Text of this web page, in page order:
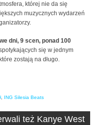
której nie da się
muzycznych wydarzeń
dni, 9 scen, ponad 100
się w jednym
zostają na długo.
, ING Silesia Beats
też Kanye West